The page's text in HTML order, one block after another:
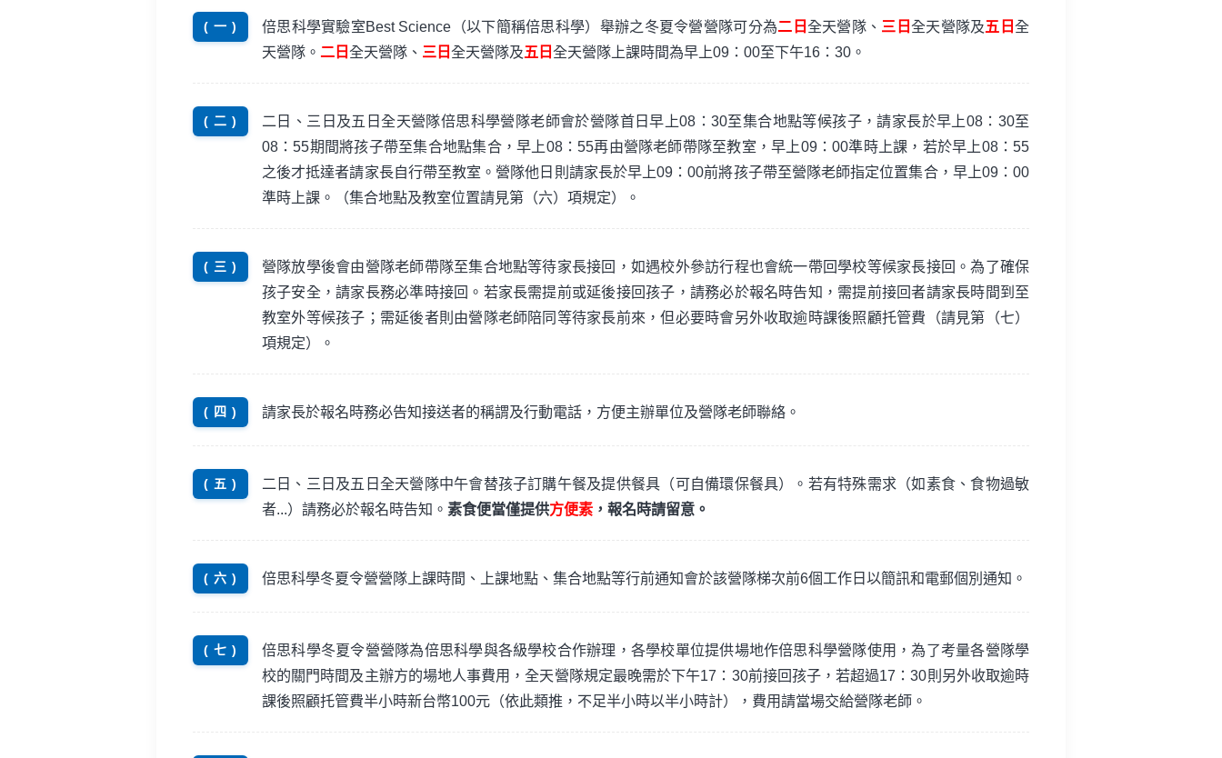
( 一 ) 倍思科學實驗室Best Science（以下簡稱倍思科學）舉辦之冬夏令營營隊可分為二日全天營隊、 三日全天營隊及五日全
天營隊。 二日全天營隊、 三日全天營隊及五日全天營隊上課時間為早上09：00至下午16：30。
( 二 )
二日、三日及五日全天營隊倍思科學營隊老師會於營隊首日早上08：30至集合地點等候孩子，請家長於早上08：30至
08：55期間將孩子帶至集合地點集合，早上08：55再由營隊老師帶隊至教室，早上09：00準時上課，若於早上08：55
之後才抵達者請家長自行帶至教室。營隊他日則請家長於早上09：00前將孩子帶至營隊老師指定位置集合，早上09：00
準時上課。（集合地點及教室位置請見第（六）項規定）。
( 三 )
營隊放學後會由營隊老師帶隊至集合地點等待家長接回，如遇校外參訪行程也會統一帶回學校等候家長接回。為了確保
孩子安全，請家長務必準時接回。若家長需提前或延後接回孩子，請務必於報名時告知，需提前接回者請家長時間到至
教室外等候孩子；需延後者則由營隊老師陪同等待家長前來，但必要時會另外收取逾時課後照顧托管費（請見第（七）
項規定）。
( 四 ) 請家長於報名時務必告知接送者的稱謂及行動電話，方便主辦單位及營隊老師聯絡。
( 五 )
二日、三日及五日全天營隊中午會替孩子訂購午餐及提供餐具（可自備環保餐具）。若有特殊需求（如素食、食物過敏
者...）請務必於報名時告知。 素食便當僅提供方便素 ，報名時請留意。
( 六 ) 倍思科學冬夏令營營隊上課時間、上課地點、集合地點等行前通知會於該營隊梯次前6個工作日以簡訊和電郵個別通知。
( 七 )
倍思科學冬夏令營營隊為倍思科學與各級學校合作辦理，各學校單位提供場地作倍思科學營隊使用，為了考量各營隊學
校的關門時間及主辦方的場地人事費用，全天營隊規定最晚需於下午17：30前接回孩子，若超過17：30則另外收取逾時
課後照顧托管費半小時新台幣100元（依此類推，不足半小時以半小時計），費用請當場交給營隊老師。